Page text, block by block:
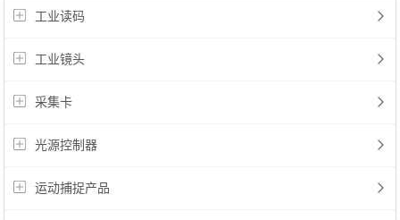
工业读码
工业镜头
采集卡
光源控制器
运动捕捉产品